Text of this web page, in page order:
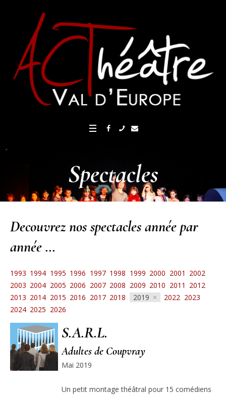
Spectacles
Decouvrez nos spectacles année par
année …
1993 1994 1995 1996 1997 1998 1999 2000 2001 2002
2003 2004 2005 2006 2007 2008 2009 2010 2011 2012
2013 2014 2015 2016 2017 2018 2019 2022 2023
2024 2025 2026
S.A.R.L.
Adultes de Coupvray
Mai 2019
Un petit montage théâtral pour 15 comédiens